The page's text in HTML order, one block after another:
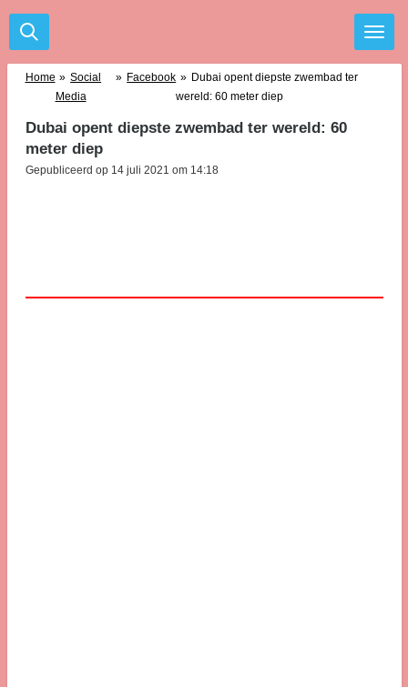
Ga
direct
hoofdinhoud
Home » Social
Media
» Facebook » Dubai opent diepste zwembad ter
wereld: 60 meter diep
Dubai opent diepste zwembad ter wereld: 60
meter diep
Gepubliceerd op 14 juli 2021 om 14:18